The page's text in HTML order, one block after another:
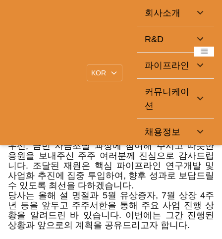
회사소개
R&D
파이프라인
커뮤니케이
션
채용정보
무더운 여름이 지나고 선선한 가을 바람이 불기 시작
했습니다. 민족 최대의 명절인 한가위를 맞이하여,
주주 여러분 가정에 건강과 풍요로움이 함께하시기
우선, 금번 자금조달 과정에 참여해 주시고 따뜻한
응원을 보내주신 주주 여러분께 진심으로 감사드립
니다. 조달된 재원은 핵심 파이프라인 연구개발 및
사업화 추진에 집중 투입하여, 향후 성과로 보답드릴
수 있도록 최선을 다하겠습니다.
당사는 올해 설 명절과 5월 유상증자, 7월 상장 4주
년 등을 앞두고 주주서한을 통해 주요 사업 진행 상
황을 알려드린 바 있습니다. 이번에는 그간 진행된
상황과 앞으로의 계획을 공유드리고자 합니다.